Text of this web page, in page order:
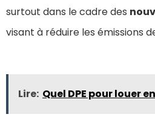
surtout dans le cadre des
visant à réduire les émissions
Lire: Quel DPE pour louer